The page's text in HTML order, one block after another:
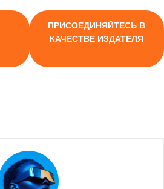
ПРИСОЕДИНЯЙТЕСЬ В
КАЧЕСТВЕ ИЗДАТЕЛЯ